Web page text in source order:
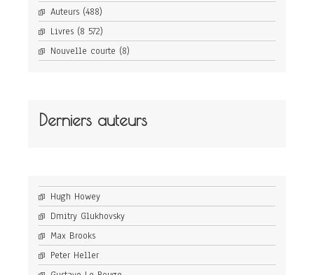
Auteurs (488)
Livres (8 572)
Nouvelle courte (8)
Derniers auteurs
Hugh Howey
Dmitry Glukhovsky
Max Brooks
Peter Heller